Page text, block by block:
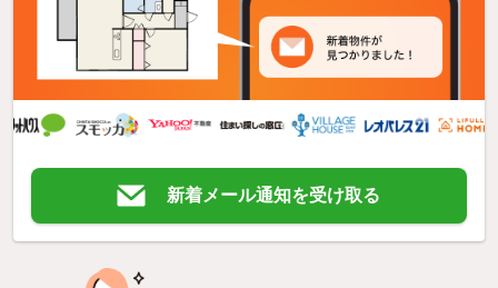
新着メール通知を受け取る